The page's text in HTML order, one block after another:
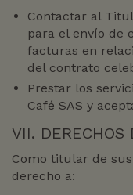
Contactar al
para el envío de
facturas en
del contrato
Prestar los
Café SAS y
VII. DERECHOS
Como titular de
derecho a: